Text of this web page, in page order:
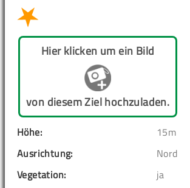
Hier klicken um ein Bild
von diesem Ziel hochzuladen.
Höhe:
15m
Ausrichtung:
Nord
Vegetation:
ja